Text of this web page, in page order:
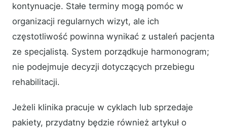
kontynuacje. Stałe terminy mogą pomóc w
organizacji regularnych wizyt, ale ich
częstotliwość powinna wynikać z ustaleń pacjenta
ze specjalistą. System porządkuje harmonogram;
nie podejmuje decyzji dotyczących przebiegu
rehabilitacji.
Jeżeli klinika pracuje w cyklach lub sprzedaje
pakiety, przydatny będzie również artykuł o